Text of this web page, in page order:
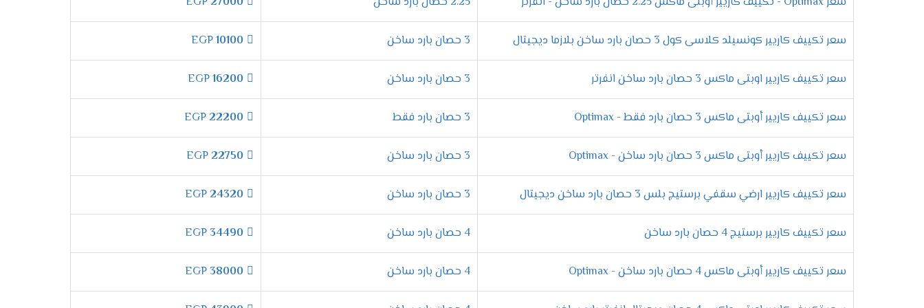
على تبريد الغرفة بشكل جيد .
استخدام غاز فريون R22
اختيار نوع الفريون المستخدم المكيف ضرورى أن يتم الاهتمام به حتى يكون مناسب للعميل وللجهاز ولأننا تعودنا على التميز الدائم وفرنا لكم الان افضل انواع الفريون
R22 يعتبر تلك النوع مميز ومختلف يعرف بصديق البيئة ولا يسبب أى ضرر على صحة العميل .
خاصية التشخيص الاتوماتيك
قدرات تكييف كاريير اوبتى ماكس انفرتر 2024
تكييف كاريير 1.5 حصان اوبتى ماكس انفرتر بارد ساخن .
تكييف كاريير 2.25 حصان اوبتى ماكس انفرتر بارد ساخن .
تكييف كاريير 3 حصان اوبتى ماكس انفرتر بارد ساخن .
مميزات تكييف كاريير اوبتى ماكس انفرتر 2024
التميز بتكنولوجيا الانفرتر
تعمل على توفير استهلاك الكهرباء بأعلى نسبة يمكن أن تحصل عليها فى المكيفات لكى تقوم بتشغيل الجهاز لفترات طويلة ولا تتعرض لأى مشكلة من الناحية
سعر تكييف كاريير كونسيلد كلاسى كول 3 حصان بارد ساخن بلازما ديجيتال 3 حصان بارد ساخن 10100
سعر تكييف كاريير اوبتى ماكس 3 حصان بارد ساخن انفرتر 3 حصان بارد ساخن 16200
سعر تكييف كاريير أوبتى ماكس 3 حصان بارد فقط - Optimax 3 حصان بارد فقط 22200
سعر تكييف كاريير أوبتى ماكس 3 حصان بارد ساخن - Optimax 3 حصان بارد ساخن 22750
سعر تكييف كاريير ارضي سقفي برستيج بلس 3 حصان بارد ساخن ديجيتال 3 حصان بارد ساخن 24320
سعر تكييف كاريير برستيج 4 حصان بارد ساخن 4 حصان بارد ساخن 34490
سعر تكييف كاريير أوبتى ماكس 4 حصان بارد ساخن - Optimax 4 حصان بارد ساخن 38000